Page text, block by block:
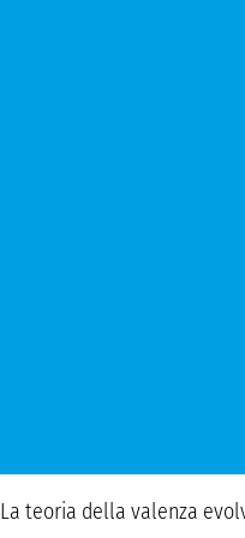
La teoria della valenza